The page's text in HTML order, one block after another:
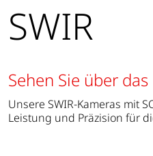
SWIR
Sehen Sie über
Unsere SWIR-Kameras mit
Leistung und Präzision für